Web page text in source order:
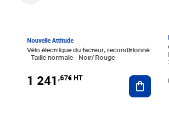
Nouvelle Attitude
Vélo électrique du facteur, reconditionné
- Taille normale - Noir/ Rouge
1 241 ,67€ HT Ajouter